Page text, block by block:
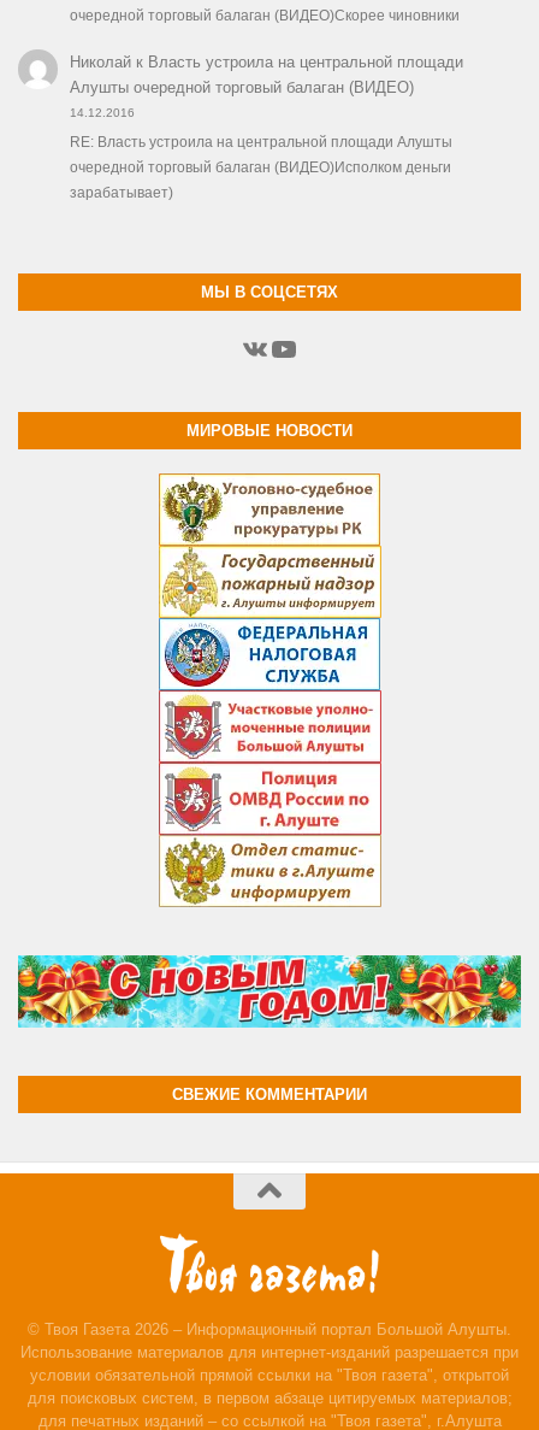
очередной торговый балаган (ВИДЕО)Скорее чиновники
Николайк Власть устроила на центральной площади
Алушты очередной торговый балаган (ВИДЕО)
14.12.2016
RE: Власть устроила на центральной площади Алушты
очередной торговый балаган (ВИДЕО)Исполком деньги
зарабатывает)
МЫ В СОЦСЕТЯХ
ВКонтакте
YouTube
МИРОВЫЕ НОВОСТИ
СВЕЖИЕ КОММЕНТАРИИ
© Твоя Газета 2026 – Информационный портал Большой Алушты.
Использование материалов для интернет-изданий разрешается при
условии обязательной прямой ссылки на "Твоя газета", открытой
для поисковых систем, в первом абзаце цитируемых материалов;
для печатных изданий – со ссылкой на "Твоя газета", г.Алушта